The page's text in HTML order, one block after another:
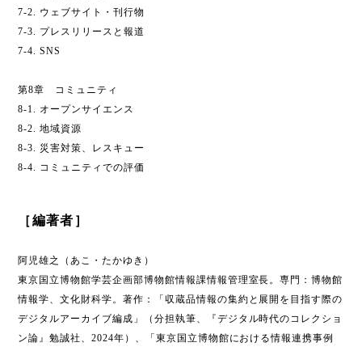
7-2. ウェブサイト・刊行物
7-3. プレスリリースと報道
7-4. SNS
第8章 コミュニティ
8-1. オープンサイエンス
8-2. 地域資源
8-3. 災害対策、レスキュー
8-4. コミュニティでの評価
［編著者］
阿児雄之（あこ・たかゆき）
東京国立博物館学芸企画部博物館情報課情報管理室長。専門：博物館
情報学、文化財科学。著作：「収蔵品情報の集約と展開を目指す際の
デジタルアーカイブ編成」（分担執筆、『デジタル時代のコレクショ
ン論』勉誠社、2024年）、「東京国立博物館における情報連携事例